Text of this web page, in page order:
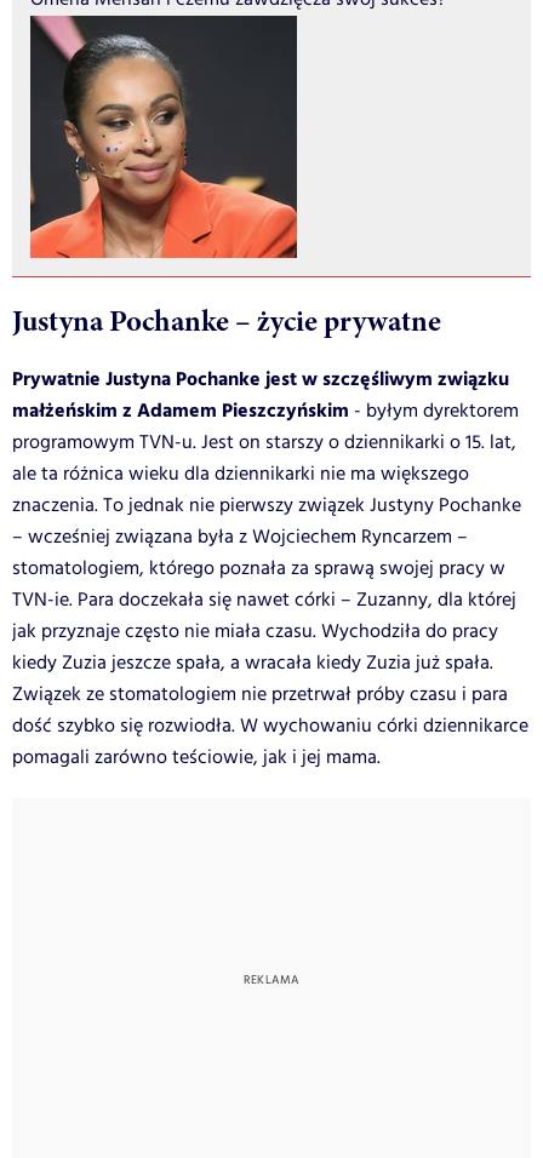
Justyna Pochanke – życie prywatne
Prywatnie Justyna Pochanke jest w szczęśliwym związku
małżeńskim z Adamem Pieszczyńskim - byłym dyrektorem
programowym TVN-u. Jest on starszy o dziennikarki o 15. lat,
ale ta różnica wieku dla dziennikarki nie ma większego
znaczenia. To jednak nie pierwszy związek Justyny Pochanke
– wcześniej związana była z Wojciechem Ryncarzem –
stomatologiem, którego poznała za sprawą swojej pracy w
TVN-ie. Para doczekała się nawet córki – Zuzanny, dla której
jak przyznaje często nie miała czasu. Wychodziła do pracy
kiedy Zuzia jeszcze spała, a wracała kiedy Zuzia już spała.
Związek ze stomatologiem nie przetrwał próby czasu i para
dość szybko się rozwiodła. W wychowaniu córki dziennikarce
pomagali zarówno teściowie, jak i jej mama.